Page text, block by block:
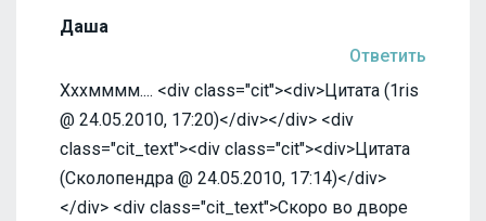
Даша
Ответить
Хххмммм.... <div class="cit"><div>Цитата (1ris
@ 24.05.2010, 17:20)</div></div> <div
class="cit_text"><div class="cit"><div>Цитата
(Сколопендра @ 24.05.2010, 17:14)</div>
</div> <div class="cit_text">Скоро во дворе